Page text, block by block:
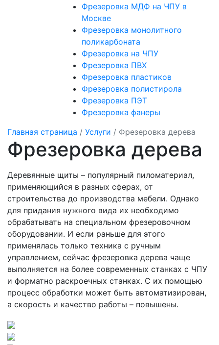
Фрезеровка МДФ на ЧПУ в
Москве
Фрезеровка монолитного
поликарбоната
Фрезеровка на ЧПУ
Фрезеровка ПВХ
Фрезеровка пластиков
Фрезеровка полистирола
Фрезеровка ПЭТ
Фрезеровка фанеры
Главная страница / Услуги / Фрезеровка дерева
Фрезеровка дерева
Деревянные щиты – популярный пиломатериал,
применяющийся в разных сферах, от
строительства до производства мебели. Однако
для придания нужного вида их необходимо
обрабатывать на специальном фрезеровочном
оборудовании. И если раньше для этого
применялась только техника с ручным
управлением, сейчас фрезеровка дерева чаще
выполняется на более современных станках с ЧПУ
и форматно раскроечных станках. С их помощью
процесс обработки может быть автоматизирован,
а скорость и качество работы – повышены.